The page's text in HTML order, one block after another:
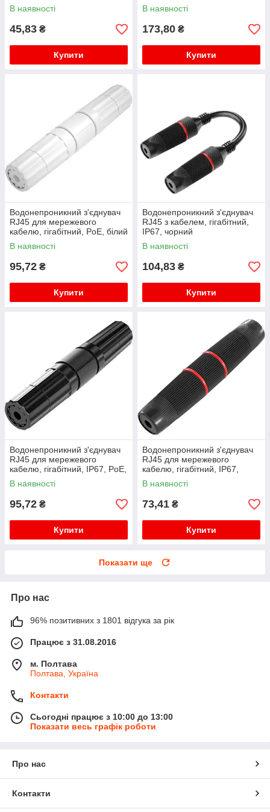
В наявності
45,83 ₴
Купити
В наявності
173,80 ₴
Купити
Водонепроникний з'єднувач
RJ45 для мережевого
кабелю, гігабітний, PoE, білий
В наявності
95,72 ₴
Купити
Водонепроникний з'єднувач
RJ45 з кабелем, гігабітний,
IP67, чорний
В наявності
104,83 ₴
Купити
Водонепроникний з'єднувач
RJ45 для мережевого
кабелю, гігабітний, IP67, PoE,
чорний
В наявності
95,72 ₴
Купити
Водонепроникний з'єднувач
RJ45 для мережевого
кабелю, гігабітний, IP67,
чорний, WDT-IP67ZT/B
В наявності
73,41 ₴
Купити
Показати ще
Про нас
96% позитивних з 1801 відгука за рік
Працює з 31.08.2016
м. Полтава
Полтава, Україна
Контакти
Сьогодні працює з 10:00 до 13:00
Показати весь графік роботи
Про нас
Контакти